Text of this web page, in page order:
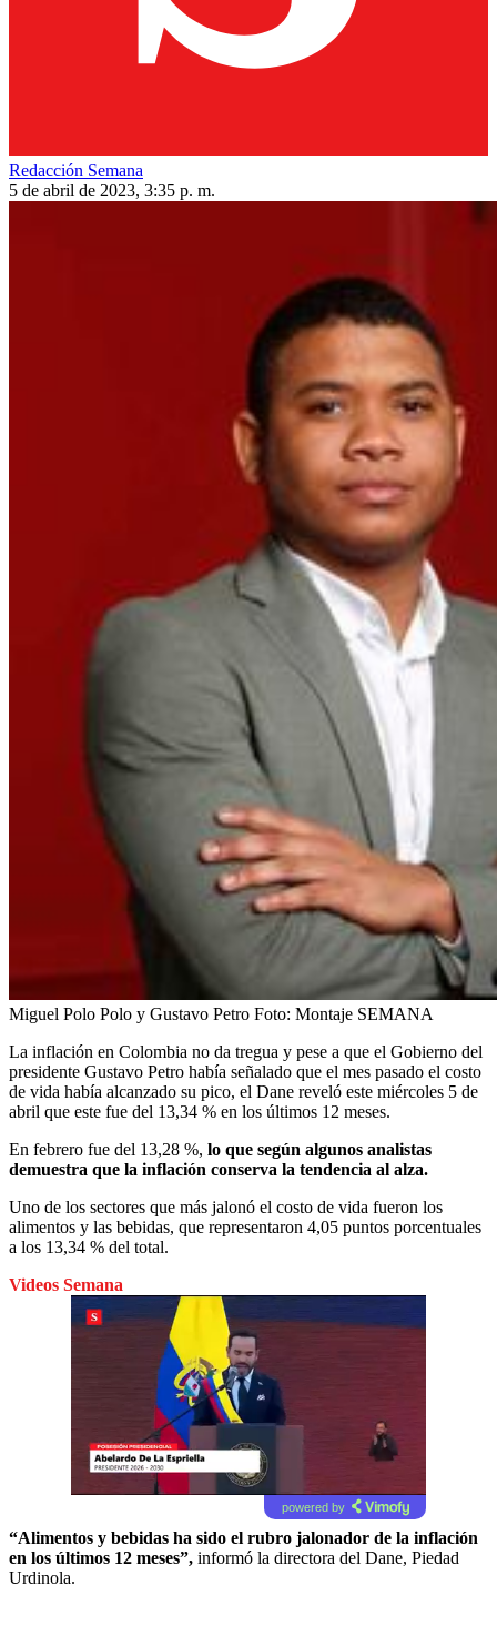
Redacción Semana
5 de abril de 2023, 3:35 p. m.
Miguel Polo Polo y Gustavo Petro Foto: Montaje SEMANA
La inflación en Colombia no da tregua y pese a que el Gobierno del
presidente Gustavo Petro había señalado que el mes pasado el costo
de vida había alcanzado su pico, el Dane reveló este miércoles 5 de
abril que este fue del 13,34 % en los últimos 12 meses.
En febrero fue del 13,28 %, lo que según algunos analistas
demuestra que la inflación conserva la tendencia al alza.
Uno de los sectores que más jalonó el costo de vida fueron los
alimentos y las bebidas, que representaron 4,05 puntos porcentuales
a los 13,34 % del total.
Videos Semana
powered by
“Alimentos y bebidas ha sido el rubro jalonador de la inflación
en los últimos 12 meses”, informó la directora del Dane, Piedad
Urdinola.